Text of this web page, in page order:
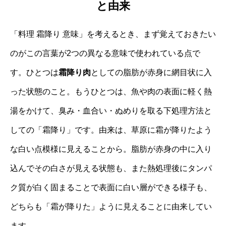
と由来
「料理 霜降り 意味」を考えるとき、まず覚えておきたい
のがこの言葉が2つの異なる意味で使われている点で
す。ひとつは霜降り肉としての脂肪が赤身に網目状に入
った状態のこと。もうひとつは、魚や肉の表面に軽く熱
湯をかけて、臭み・血合い・ぬめりを取る下処理方法と
しての「霜降り」です。由来は、草原に霜が降りたよう
な白い点模様に見えることから。脂肪が赤身の中に入り
込んでその白さが見える状態も、また熱処理後にタンパ
ク質が白く固まることで表面に白い層ができる様子も、
どちらも「霜が降りた」ように見えることに由来してい